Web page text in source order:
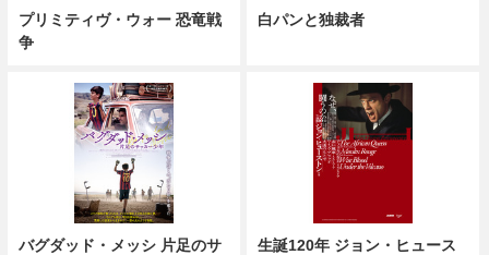
プリミティヴ・ウォー 恐竜戦
争
白パンと独裁者
バグダッド・メッシ 片足のサ
生誕120年 ジョン・ヒュース